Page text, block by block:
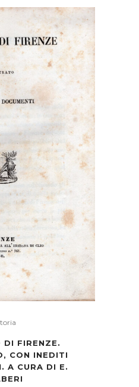
DI FIRENZE.
CON INEDITI
A CURA DI E.